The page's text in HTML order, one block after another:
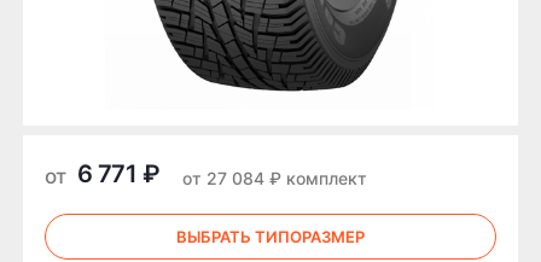
от 6 771 ₽ от 27 084 ₽ комплект
ВЫБРАТЬ ТИПОРАЗМЕР